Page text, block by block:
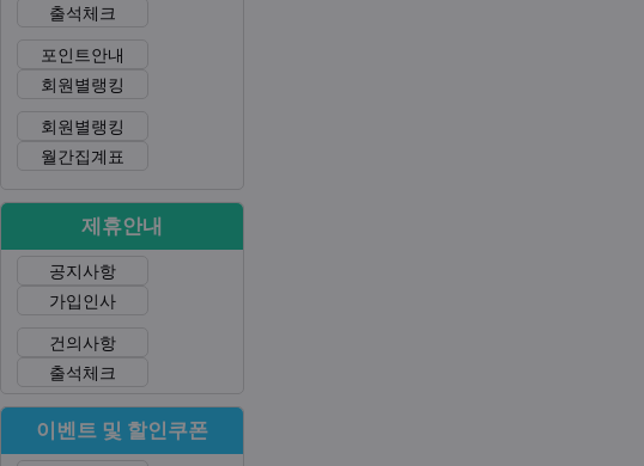
출석체크
포인트안내
회원별랭킹
회원별랭킹
월간집계표
제휴안내
공지사항
가입인사
건의사항
출석체크
이벤트 및 할인쿠폰